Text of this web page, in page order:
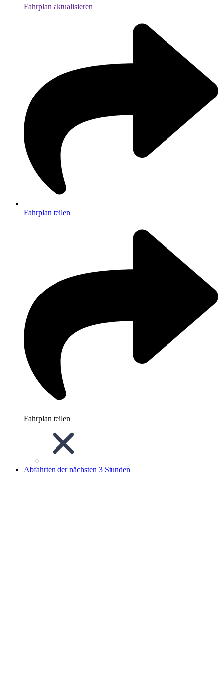
Fahrplan aktualisieren
Fahrplan teilen
Fahrplan teilen
Abfahrten der nächsten 3 Stunden